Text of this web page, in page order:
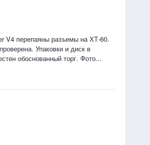
V4 перепаяны разъемы на ХТ-60.
Упаковки и диск в
обоснованный торг. Фото...